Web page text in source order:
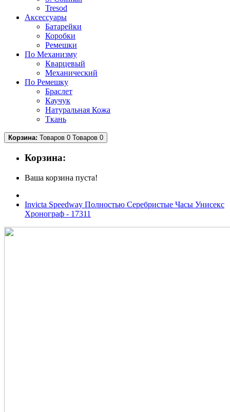
Tresod
Аксессуары
Батарейки
Коробки
Ремешки
По Механизму
Кварцевый
Механический
По Ремешку
Браслет
Каучук
Натуральная Кожа
Ткань
Корзина: Товаров 0 Товаров 0
Корзина:
Ваша корзина пуста!
Invicta Speedway Полностью Серебристые Часы Унисекс
Хронограф - 17311